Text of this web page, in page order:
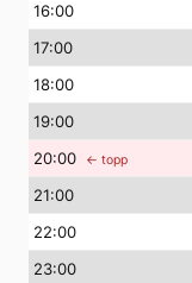
16:00
17:00
18:00
19:00
20:00 ← topp
21:00
22:00
23:00